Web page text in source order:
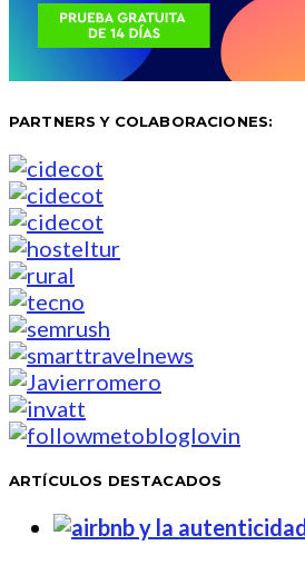
PARTNERS Y COLABORACIONES:
ARTÍCULOS DESTACADOS